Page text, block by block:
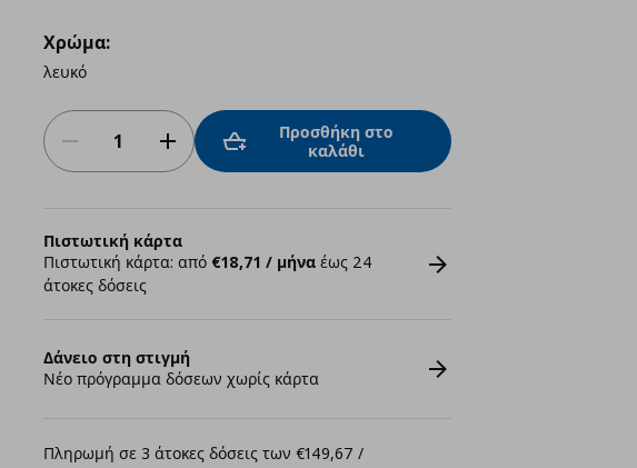
Χρώμα:
λευκό
Προσθήκη στο
καλάθι
Πιστωτική κάρτα
Πιστωτική κάρτα: από €18,71 / μήναέως 24
άτοκες δόσεις
Δάνειο στη στιγμή
Νέο πρόγραμμα δόσεων χωρίς κάρτα
Πληρωμή σε 3 άτοκες δόσεις των €149,67 /